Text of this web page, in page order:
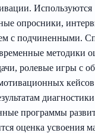
Используются
опросники,
с подчиненными.
методики
ролевые игры с
программы
оценка усвоения